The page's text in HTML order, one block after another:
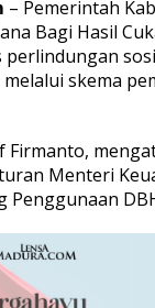
– Pemerintah
Bagi Hasil
skema
Firmanto,
Menteri